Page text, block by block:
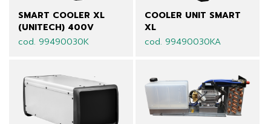
SMART COOLER XL
(UNITECH) 400V
cod. 99490030K
COOLER UNIT SMART
XL
cod. 99490030KA